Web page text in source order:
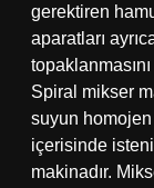
gerektiren
aparatları
Spiral mikser
suyun homojen
içerisinde
makinadır.